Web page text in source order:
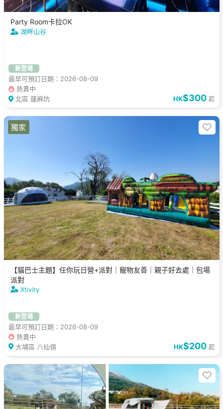
Party Room卡拉OK
湖畔山谷
新登場
最早可預訂日期：2026-08-09
熱賣中
北區 蓮麻坑
HK$300 起
【貓巴士主題】任你玩日營+派對｜寵物友善｜親子好去處｜包場
派對
Xtivity
新登場
最早可預訂日期：2026-08-09
熱賣中
大埔區 八仙嶺
HK$200 起
獨家